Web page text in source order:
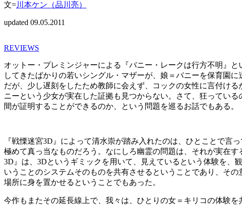
文=川本ケン（品川亮）
updated 09.05.2011
REVIEWS
オットー・プレミンジャーによる『バニー・レークは行方不明』
してきたばかりの若いシングル・マザーが、娘＝バニーを保育園
だが、少し遅刻をしたため教師に会えず、コックの女性に言付け
ニーという少女が実在した証拠も見つからない。さて、狂ってい
間が証明することができるのか、という問題を巡るお話でもある。
『戦慄迷宮3D』によって清水崇が踏み入れたのは、ひとことで言
極めて真っ当なものだろう。なにしろ幽霊の問題は、それが実在
3D』は、3Dというギミックを用いて、見えているという体験を、
いうことのシステムそのものを共有させるということであり、そ
場所に身を置かせるということでもあった。
今作もまたその延長線上で、我々は、ひとりの女＝キリコの体験